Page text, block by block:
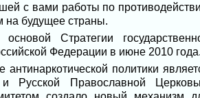
с вами работы по
на будущее страны.
Стратегии
Федерации в июне 2010 года.
политики
и Русской Православной